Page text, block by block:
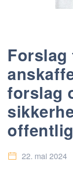
forslag
22. mai 2024